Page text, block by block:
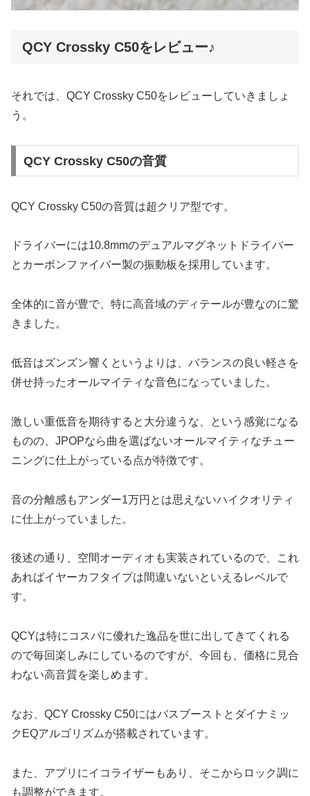
QCY Crossky C50をレビュー♪
それでは、QCY Crossky C50をレビューしていきましょ
う。
QCY Crossky C50の音質
QCY Crossky C50の音質は超クリア型です。
ドライバーには10.8mmのデュアルマグネットドライバー
とカーボンファイバー製の振動板を採用しています。
全体的に音が豊で、特に高音域のディテールが豊なのに驚
きました。
低音はズンズン響くというよりは、バランスの良い軽さを
併せ持ったオールマイティな音色になっていました。
激しい重低音を期待すると大分違うな、という感覚になる
ものの、JPOPなら曲を選ばないオールマイティなチュー
ニングに仕上がっている点が特徴です。
音の分離感もアンダー1万円とは思えないハイクオリティ
に仕上がっていました。
後述の通り、空間オーディオも実装されているので、これ
あればイヤーカフタイプは間違いないといえるレベルで
す。
QCYは特にコスパに優れた逸品を世に出してきてくれる
ので毎回楽しみにしているのですが、今回も、価格に見合
わない高音質を楽しめます。
なお、QCY Crossky C50にはバスブーストとダイナミッ
クEQアルゴリズムが搭載されています。
また、アプリにイコライザーもあり、そこからロック調に
も調整ができます。